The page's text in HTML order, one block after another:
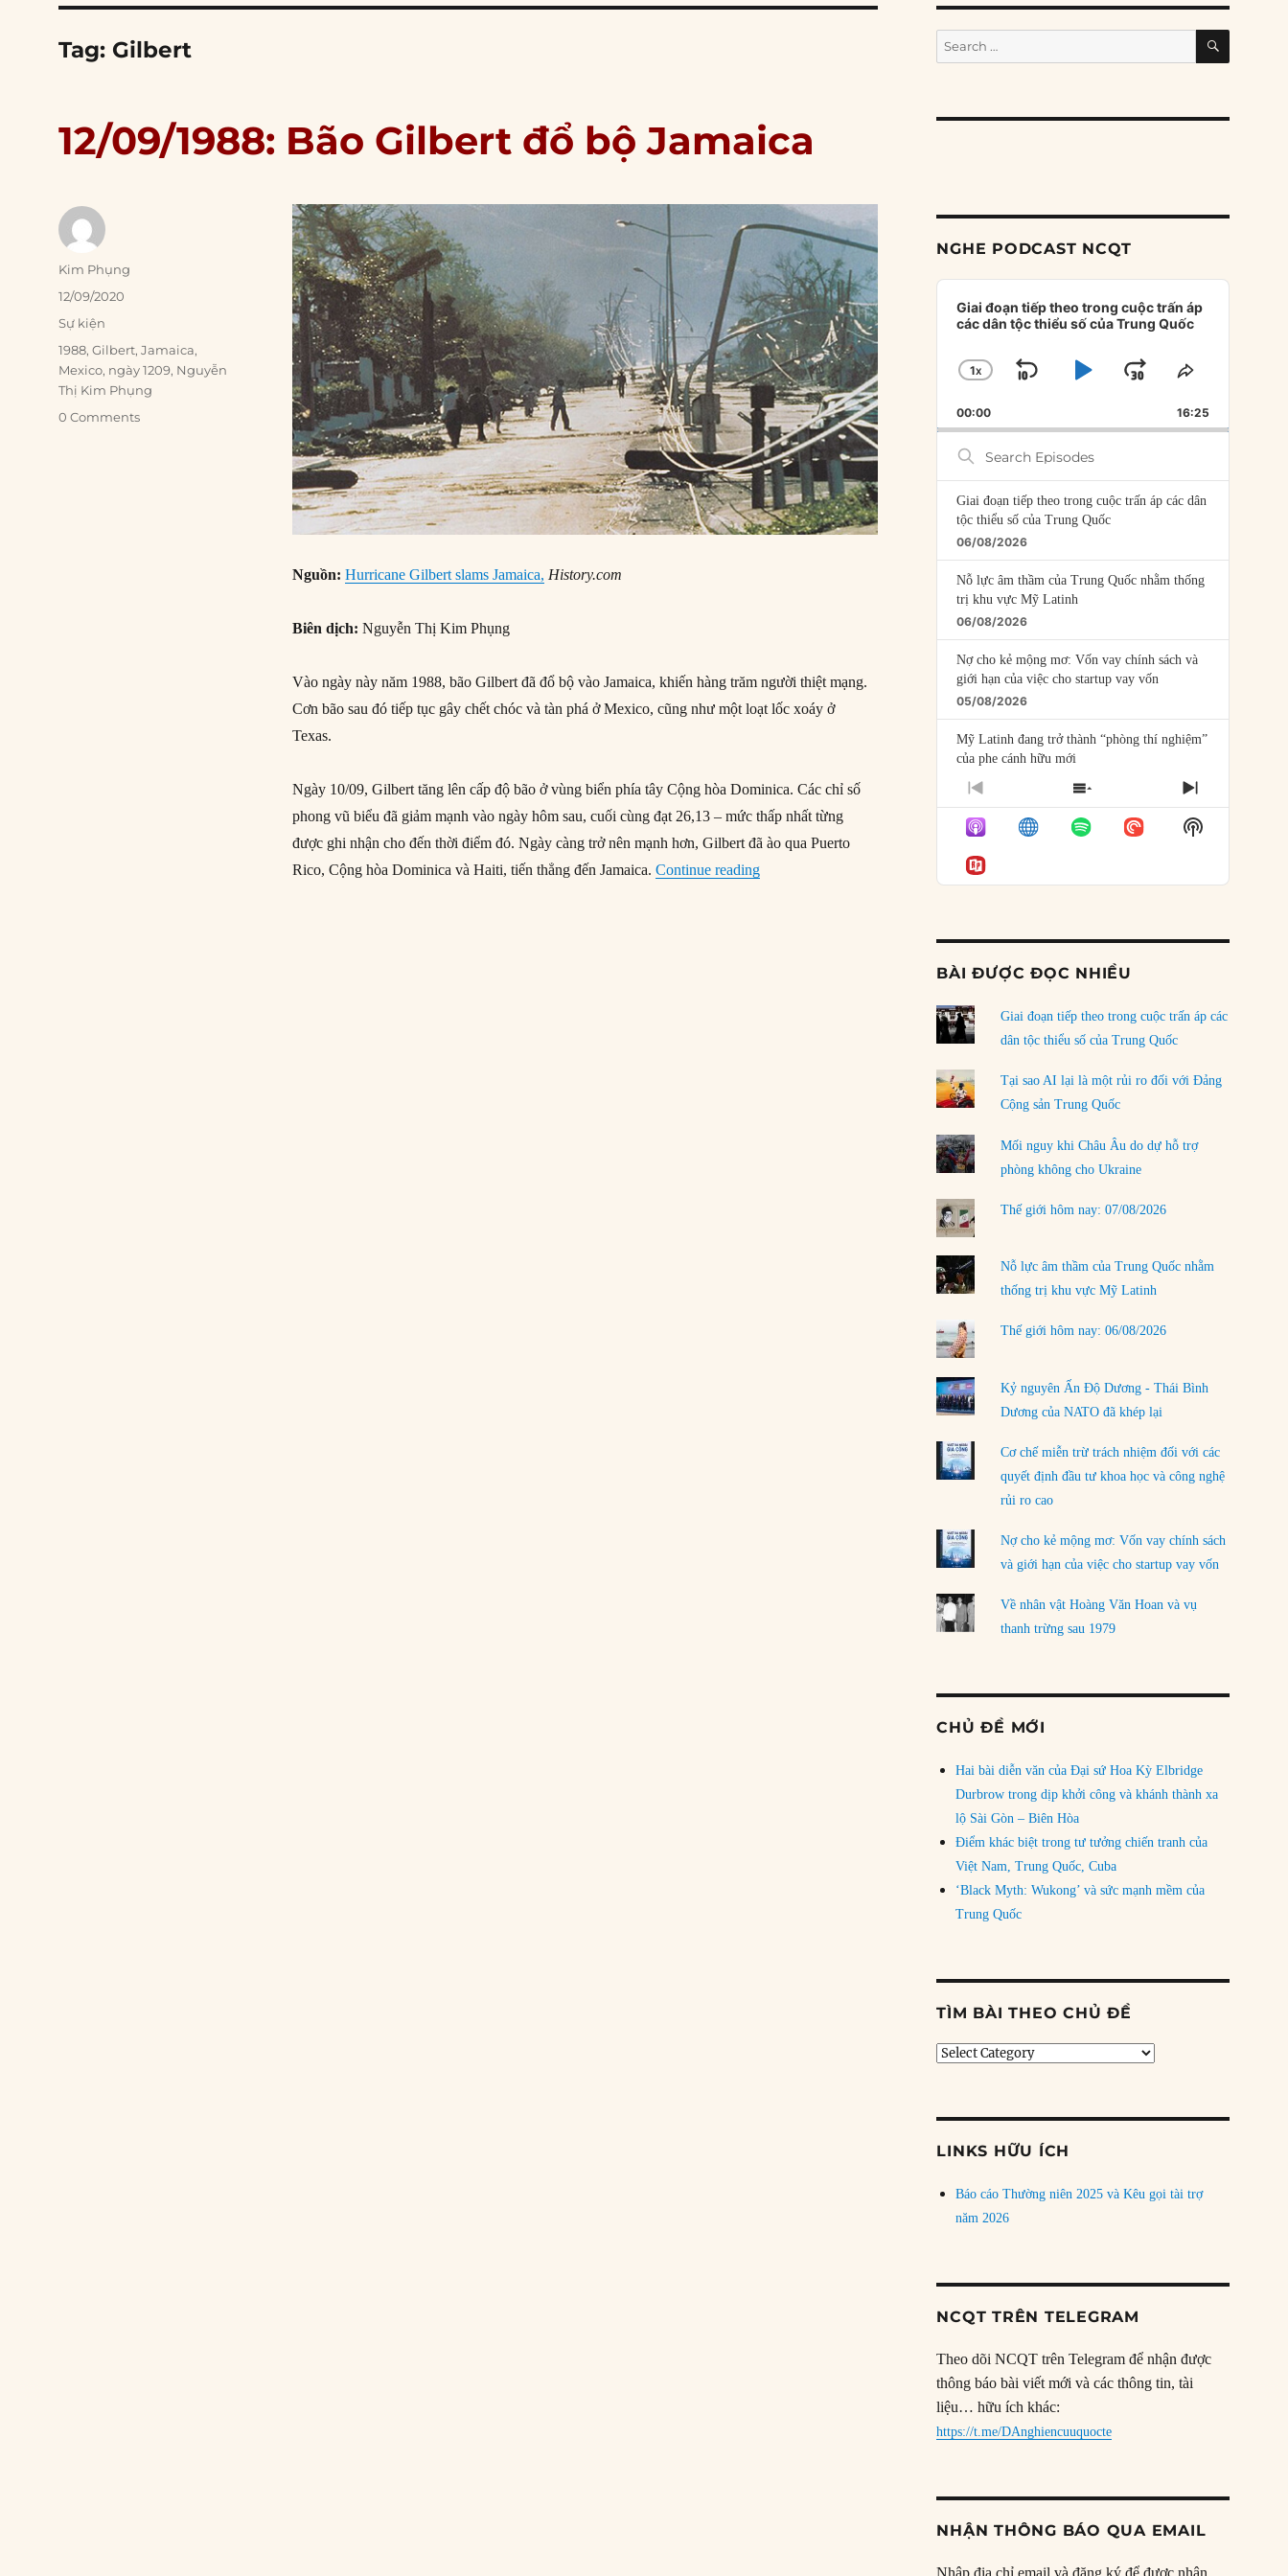
Tag: Gilbert
12/09/1988: Bão Gilbert đổ bộ Jamaica
Nguồn: Hurricane Gilbert slams Jamaica, History.com
Biên dịch: Nguyễn Thị Kim Phụng
Vào ngày này năm 1988, bão Gilbert đã đổ bộ vào Jamaica, khiến hàng trăm người thiệt mạng.
Cơn bão sau đó tiếp tục gây chết chóc và tàn phá ở Mexico, cũng như một loạt lốc xoáy ở
Texas.
Ngày 10/09, Gilbert tăng lên cấp độ bão ở vùng biển phía tây Cộng hòa Dominica. Các chỉ số
phong vũ biểu đã giảm mạnh vào ngày hôm sau, cuối cùng đạt 26,13 – mức thấp nhất từng
được ghi nhận cho đến thời điểm đó. Ngày càng trở nên mạnh hơn, Gilbert đã ào qua Puerto
Rico, Cộng hòa Dominica và Haiti, tiến thẳng đến Jamaica.Continue reading“12/09/1988: Bão Gilbert đổ bộ Jamaica”
Author
Kim Phụng
Posted
12/09/2020
Categories
Sự kiện
Tags
1988,Gilbert,Jamaica,
Mexico, ngày 1209, Nguyễn
Thị Kim Phụng
0 Comments
Search
for:
SEARCH
NGHE PODCAST NCQT
Audio
Player
Giai đoạn tiếp theo trong cuộc trấn áp
các dân tộc thiểu số của Trung Quốc
CHANGE
RATE
1X
SKIP
BACKWARD
PLAYJUMP
FORWARD
SHARE
EPISODE
00:00 16:25
Search
Episodes
Giai đoạn tiếp theo trong cuộc trấn áp các dân
tộc thiểu số của Trung Quốc
06/08/2026
Nỗ lực âm thầm của Trung Quốc nhằm thống
trị khu vực Mỹ Latinh
06/08/2026
Nợ cho kẻ mộng mơ: Vốn vay chính sách và
giới hạn của việc cho startup vay vốn
05/08/2026
Mỹ Latinh đang trở thành “phòng thí nghiệm”
của phe cánh hữu mới
04/08/2026
Tại sao Trung Quốc phủ nhận cuộc gặp với
Ngoại trưởng Nhật Bản?
04/08/2026
03/08/2026
Đặt cược vào thất bại: Các quỹ đầu tư mạo
rủi ro
02/08/2026
Làm thế nào để kết thúc Chiến tranh Iran?
01/08/2026
Chiến lược kế tiếp của Bắc Kinh ở Biển Đông
31/07/2026
Trật tự thế giới mới: Các nước nhỏ sẽ luôn
phải chịu đựng?
30/07/2026
LOAD MORE
PREVIOUS
EPISODE
SHOW
EPISODES
LIST
NEXT
EPISODE
Show
Podcast
BÀI ĐƯỢC ĐỌC NHIỀU
Giai đoạn tiếp theo trong cuộc trấn áp các
dân tộc thiểu số của Trung Quốc
Tại sao AI lại là một rủi ro đối với Đảng
Cộng sản Trung Quốc
Mối nguy khi Châu Âu do dự hỗ trợ
phòng không cho Ukraine
Thế giới hôm nay: 07/08/2026
Nỗ lực âm thầm của Trung Quốc nhằm
thống trị khu vực Mỹ Latinh
Thế giới hôm nay: 06/08/2026
Kỷ nguyên Ấn Độ Dương - Thái Bình
Dương của NATO đã khép lại
Cơ chế miễn trừ trách nhiệm đối với các
quyết định đầu tư khoa học và công nghệ
rủi ro cao
Nợ cho kẻ mộng mơ: Vốn vay chính sách
và giới hạn của việc cho startup vay vốn
Về nhân vật Hoàng Văn Hoan và vụ
thanh trừng sau 1979
CHỦ ĐỀ MỚI
Hai bài diễn văn của Đại sứ Hoa Kỳ Elbridge
Durbrow trong dịp khởi công và khánh thành xa
lộ Sài Gòn – Biên Hòa
Điểm khác biệt trong tư tưởng chiến tranh của
Việt Nam, Trung Quốc, Cuba
‘Black Myth: Wukong’ và sức mạnh mềm của
Trung Quốc
TÌM BÀI THEO CHỦ ĐỀ
Tìm
LINKS HỮU ÍCH
Báo cáo Thường niên 2025 và Kêu gọi tài trợ
năm 2026
NCQT TRÊN TELEGRAM
Theo dõi NCQT trên Telegram để nhận được
thông báo bài viết mới và các thông tin, tài
liệu… hữu ích khác:
https://t.me/DAnghiencuuquocte
NHẬN THÔNG BÁO QUA EMAIL